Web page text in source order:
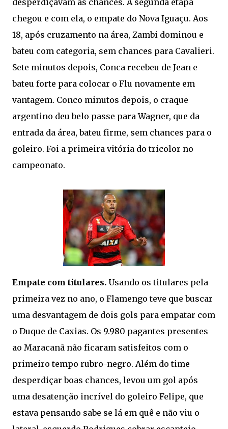
chegou e com ela, o empate do Nova Iguaçu. Aos
18, após cruzamento na área, Zambi dominou e
bateu com categoria, sem chances para Cavalieri.
Sete minutos depois, Conca recebeu de Jean e
bateu forte para colocar o Flu novamente em
vantagem. Conco minutos depois, o craque
argentino deu belo passe para Wagner, que da
entrada da área, bateu firme, sem chances para o
goleiro. Foi a primeira vitória do tricolor no
campeonato.
Empate com titulares. Usando os titulares pela
primeira vez no ano, o Flamengo teve que buscar
uma desvantagem de dois gols para empatar com
o Duque de Caxias. Os 9.980 pagantes presentes
ao Maracanã não ficaram satisfeitos com o
primeiro tempo rubro-negro. Além do time
desperdiçar boas chances, levou um gol após
uma desatenção incrível do goleiro Felipe, que
estava pensando sabe se lá em quê e não viu o